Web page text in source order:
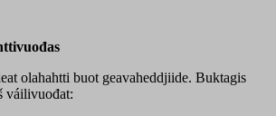
olahahtti buot geavaheddjiide. Buktagis
váilivuođat: